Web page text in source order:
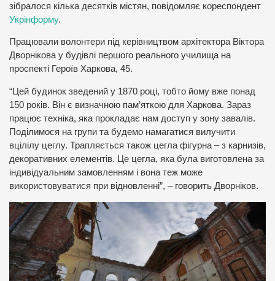
зібралося кілька десятків містян, повідомляє кореспондент
Укрінформу.
Працювали волонтери під керівництвом архітектора Віктора
Дворнікова у будівлі першого реального училища на
проспекті Героїв Харкова, 45.
“Цей будинок зведений у 1870 році, тобто йому вже понад
150 років. Він є визначною пам’яткою для Харкова. Зараз
працює техніка, яка прокладає нам доступ у зону завалів.
Поділимося на групи та будемо намагатися вилучити
вцілілу цеглу. Трапляється також цегла фігурна – з карнизів,
декоративних елементів. Це цегла, яка була виготовлена за
індивідуальним замовленням і вона теж може
використовуватися при відновленні”, – говорить Дворніков.